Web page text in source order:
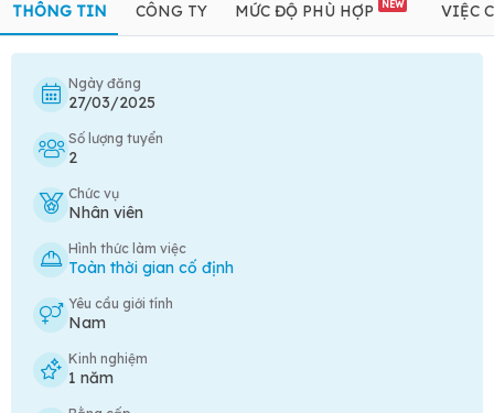
THÔNG TIN CÔNG TY MỨC ĐỘ PHÙ HỢP NEW VIỆC
Ngày đăng
27/03/2025
Số lượng tuyển
2
Chức vụ
Nhân viên
Hình thức làm việc
Toàn thời gian cố định
Yêu cầu giới tính
Nam
Kinh nghiệm
1 năm